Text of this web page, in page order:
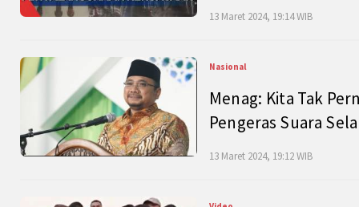
13 Maret 2024, 19:14 WIB
Nasional
Menag: Kita Tak
Pengeras Suara
13 Maret 2024, 19:12 WIB